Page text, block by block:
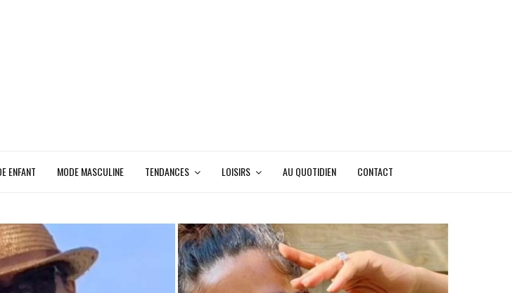
ENFANT MODE MASCULINE TENDANCES LOISIRS AU QUOTIDIEN CONTACT